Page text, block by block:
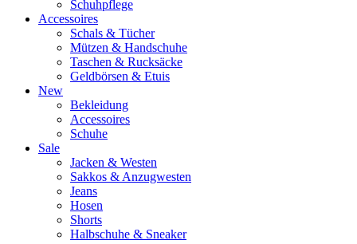
Schuhpflege
Accessoires
Schals & Tücher
Mützen & Handschuhe
Taschen & Rucksäcke
Geldbörsen & Etuis
New
Bekleidung
Accessoires
Schuhe
Sale
Jacken & Westen
Sakkos & Anzugwesten
Jeans
Hosen
Shorts
Halbschuhe & Sneaker